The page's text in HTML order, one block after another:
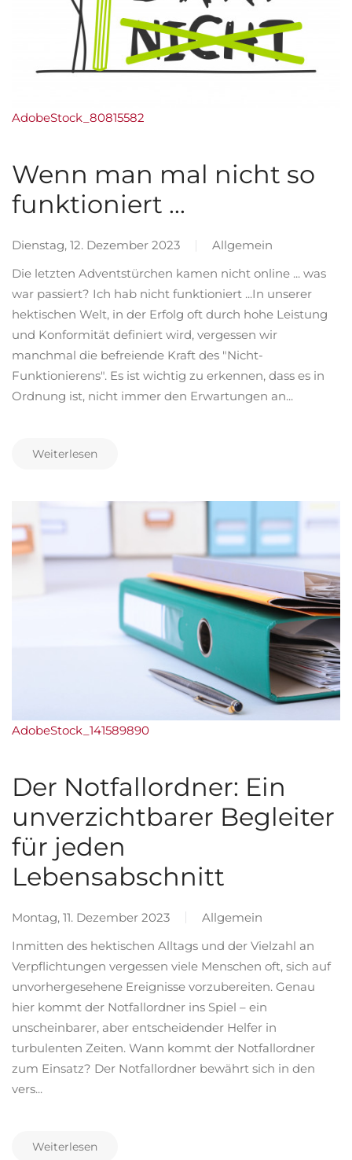
AdobeStock_80815582
Wenn man mal nicht so
funktioniert ...
Dienstag, 12. Dezember 2023
Allgemein
Die letzten Adventstürchen kamen nicht online ... was
war passiert? Ich hab nicht funktioniert ...In unserer
hektischen Welt, in der Erfolg oft durch hohe Leistung
und Konformität definiert wird, vergessen wir
manchmal die befreiende Kraft des "Nicht-
Funktionierens". Es ist wichtig zu erkennen, dass es in
Ordnung ist, nicht immer den Erwartungen an...
Weiterlesen
AdobeStock_141589890
Der Notfallordner: Ein
unverzichtbarer Begleiter
für jeden
Lebensabschnitt
Montag, 11. Dezember 2023
Allgemein
Inmitten des hektischen Alltags und der Vielzahl an
Verpflichtungen vergessen viele Menschen oft, sich auf
unvorhergesehene Ereignisse vorzubereiten. Genau
hier kommt der Notfallordner ins Spiel – ein
unscheinbarer, aber entscheidender Helfer in
turbulenten Zeiten. Wann kommt der Notfallordner
zum Einsatz? Der Notfallordner bewährt sich in den
vers...
Weiterlesen